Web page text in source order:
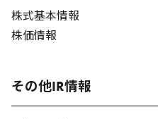
株式基本情報
株価情報
その他IR情報